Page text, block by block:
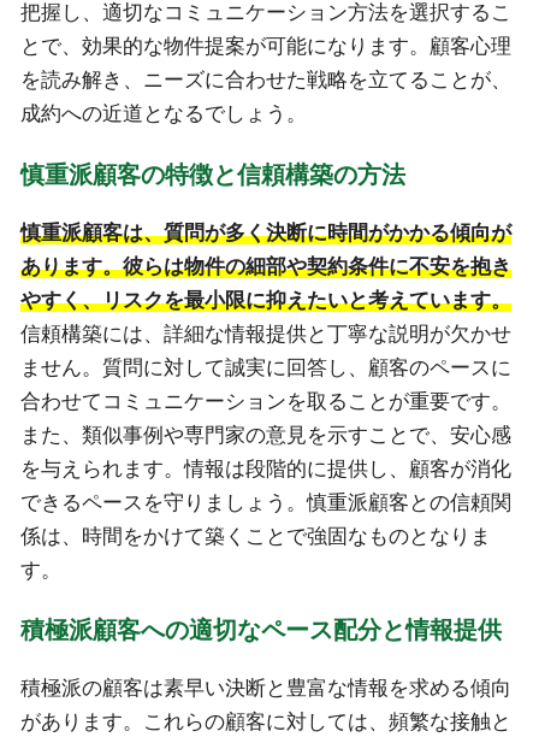
把握し、適切なコミュニケーション方法を選択するこ
とで、効果的な物件提案が可能になります。顧客心理
を読み解き、ニーズに合わせた戦略を立てることが、
成約への近道となるでしょう。
慎重派顧客の特徴と信頼構築の方法
慎重派顧客は、質問が多く決断に時間がかかる傾向が
あります。彼らは物件の細部や契約条件に不安を抱き
やすく、リスクを最小限に抑えたいと考えています。
信頼構築には、詳細な情報提供と丁寧な説明が欠かせ
ません。質問に対して誠実に回答し、顧客のペースに
合わせてコミュニケーションを取ることが重要です。
また、類似事例や専門家の意見を示すことで、安心感
を与えられます。情報は段階的に提供し、顧客が消化
できるペースを守りましょう。慎重派顧客との信頼関
係は、時間をかけて築くことで強固なものとなりま
す。
積極派顧客への適切なペース配分と情報提供
積極派の顧客は素早い決断と豊富な情報を求める傾向
があります。これらの顧客に対しては、頻繁な接触と